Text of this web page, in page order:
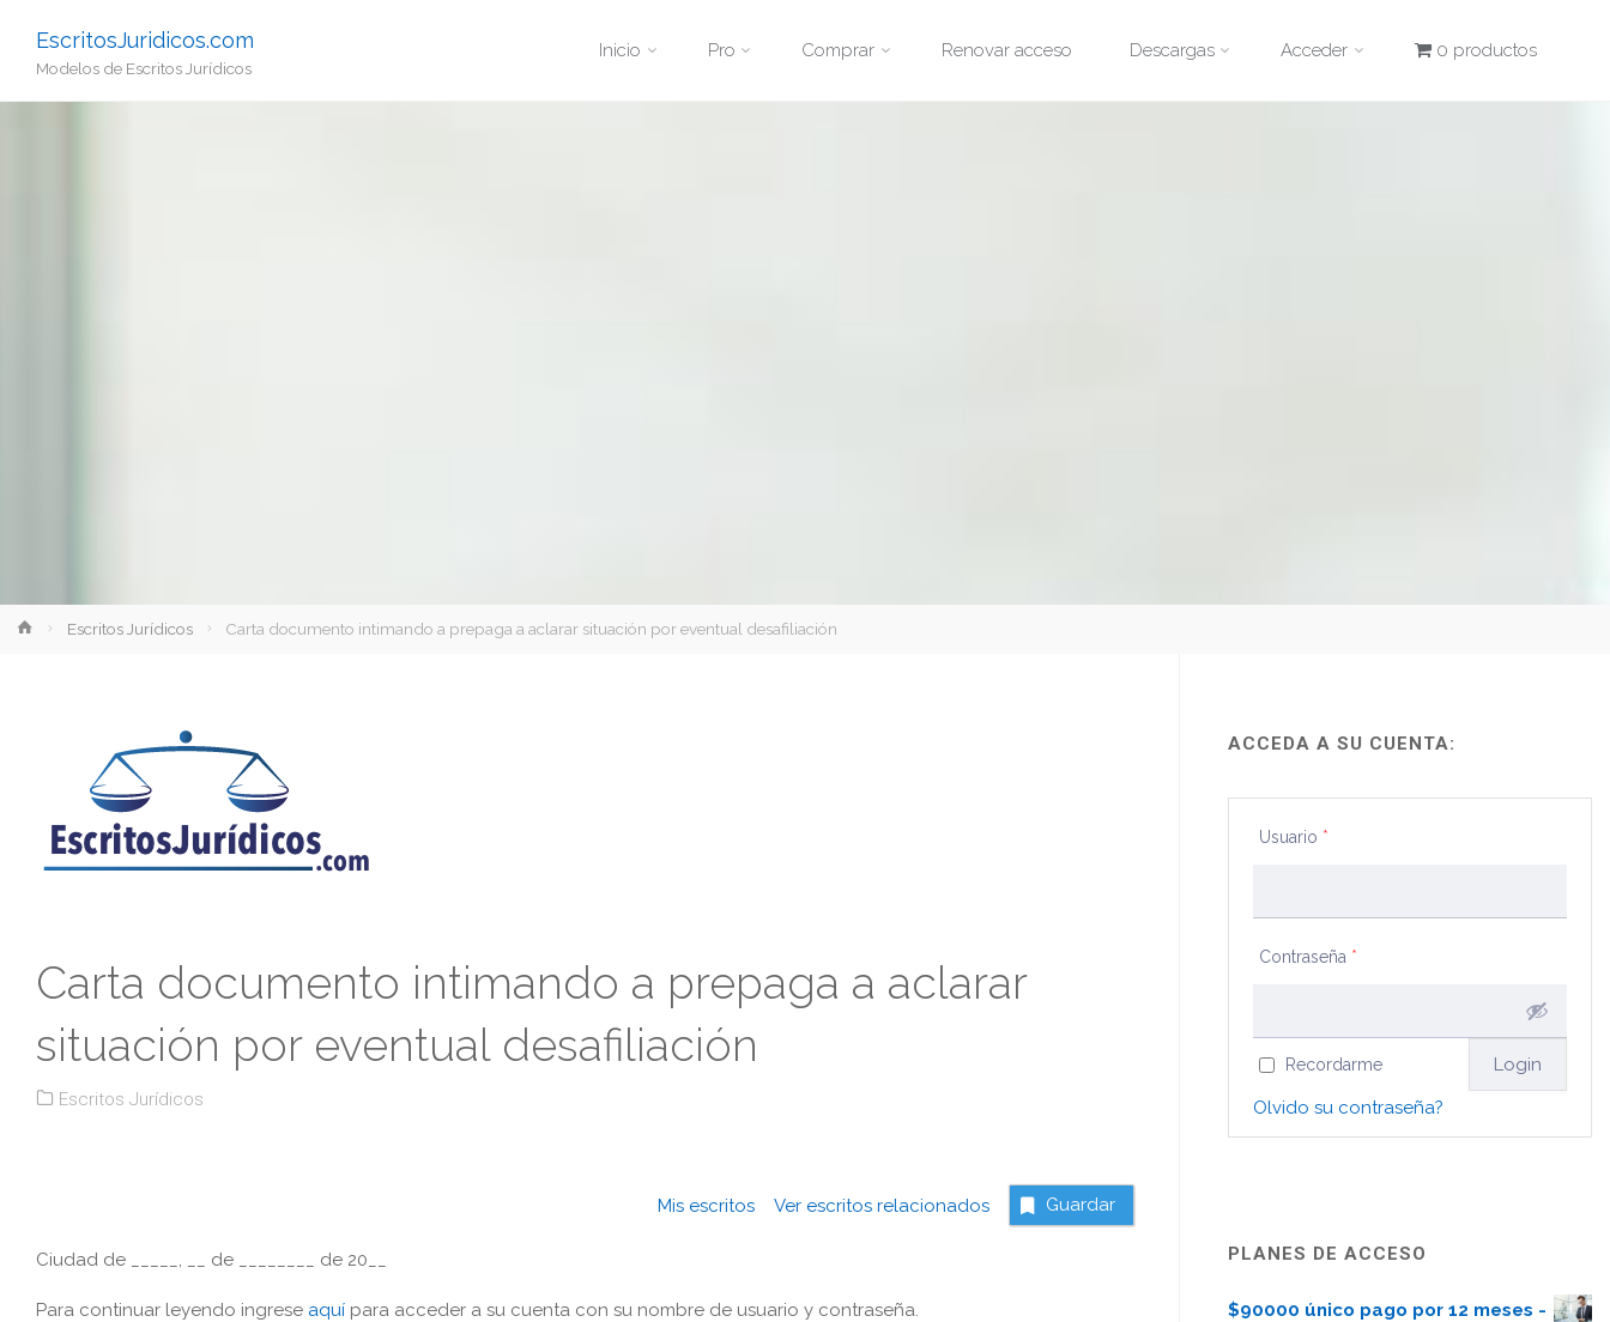
EscritosJuridicos.com
Modelos de Escritos Jurídicos
Inicio Pro Comprar Renovar acceso Descargas Acceder 0 productos
InicioEscritos Jurídicos Carta documento intimando a prepaga a aclarar situación por eventual desafiliación
Carta documento intimando a prepaga a aclarar
situación por eventual desafiliación
Escritos Jurídicos
Mis escritosVer escritos relacionados Guardar
Ciudad de _____, __ de ________ de 20__
Para continuar leyendo ingrese aquí para acceder a su cuenta con su nombre de usuario y contraseña.
ACCEDA A SU CUENTA:
Usuario *
Contraseña *
Recordarme
Olvido su contraseña?
PLANES DE ACCESO
$90000 único pago por 12 meses -